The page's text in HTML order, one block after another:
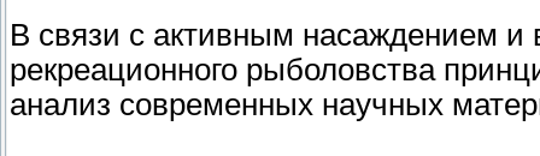
В связи с активным насаждением и
рекреационного рыболовства
анализ современных научных